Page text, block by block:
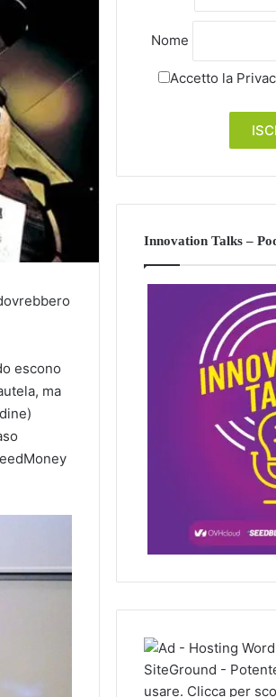
escono
ma
Nome
Accetto la
Innovation Talks –